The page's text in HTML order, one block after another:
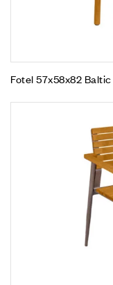
Fotel 57x58x82